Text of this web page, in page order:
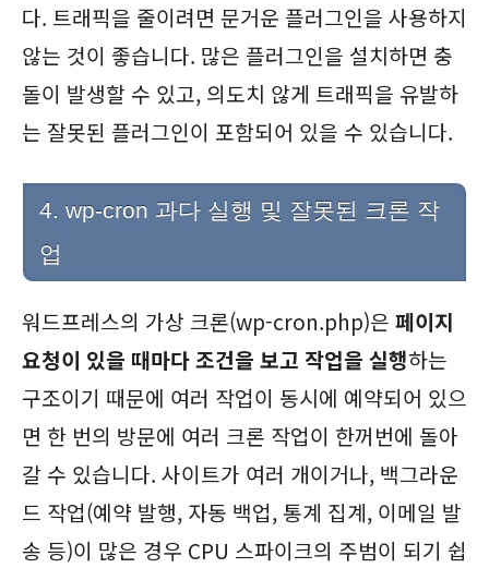
다. 트래픽을 줄이려면 문거운 플러그인을 사용하지
않는 것이 좋습니다. 많은 플러그인을 설치하면 충
돌이 발생할 수 있고, 의도치 않게 트래픽을 유발하
는 잘못된 플러그인이 포함되어 있을 수 있습니다.
4. wp-cron 과다 실행 및 잘못된 크론 작
업
워드프레스의 가상 크론(wp-cron.php)은 페이지
요청이 있을 때마다 조건을 보고 작업을 실행하는
구조이기 때문에 여러 작업이 동시에 예약되어 있으
면 한 번의 방문에 여러 크론 작업이 한꺼번에 돌아
갈 수 있습니다. 사이트가 여러 개이거나, 백그라운
드 작업(예약 발행, 자동 백업, 통계 집계, 이메일 발
송 등)이 많은 경우 CPU 스파이크의 주범이 되기 쉽